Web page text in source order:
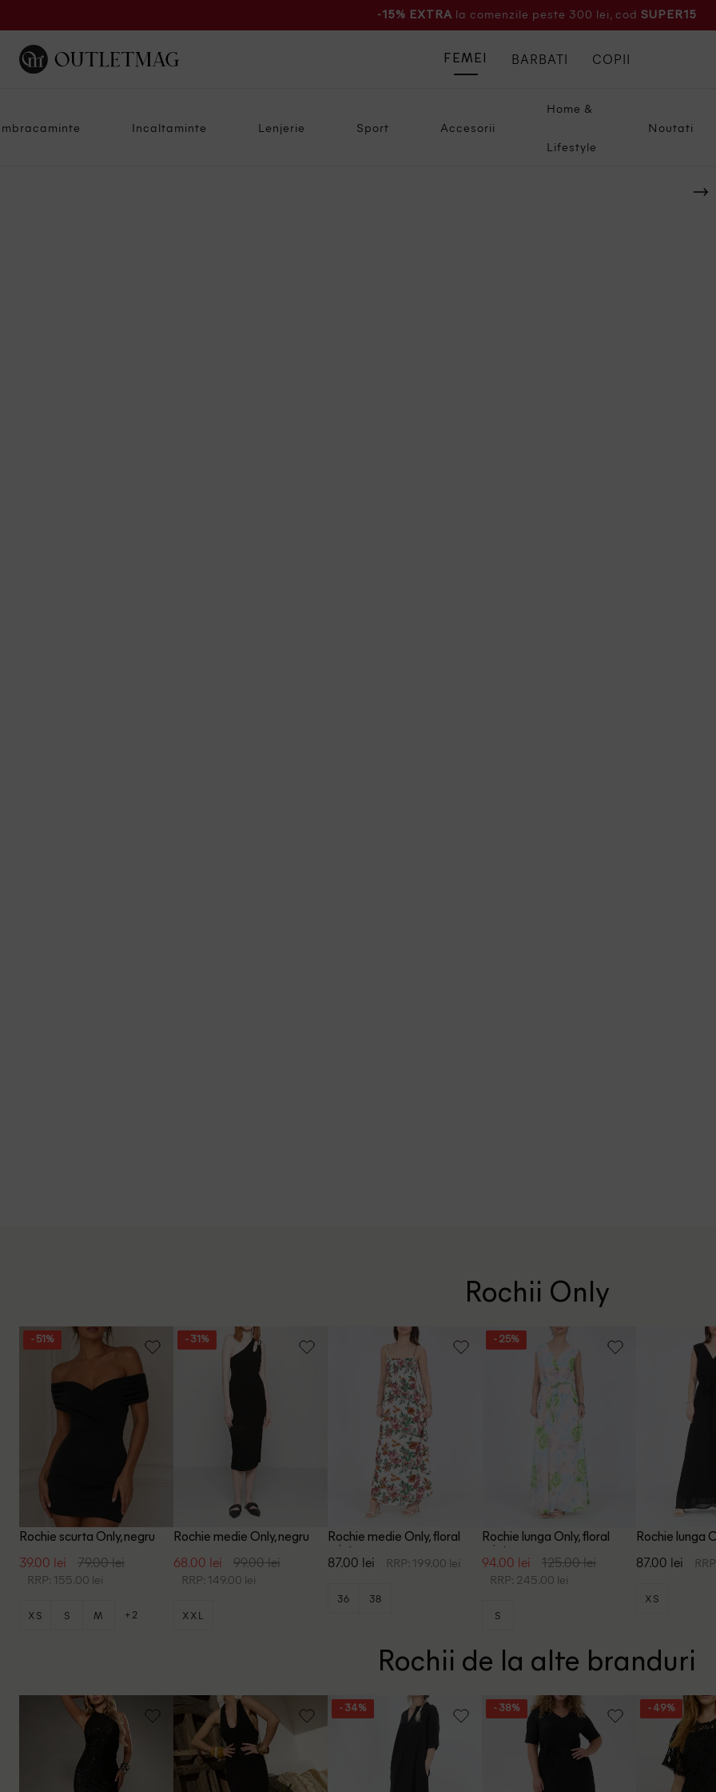
-15% EXTRA la comenzile peste 300 lei, cod SUPER15
Incaltaminte Lenjerie Sport Accesorii
Home &
Lifestyle
Noutati
FEMEI BARBATI COPII
Rochii Only
- 51%
Rochie scurta Only, negru
39.00 lei 79.00 lei
RRP: 155.00 lei
XS S M +2
- 31%
Rochie medie Only, negru
68.00 lei 99.00 lei
RRP: 149.00 lei
XXL
Rochie medie Only, floral
print
87.00 lei RRP: 199.00 lei
36 38
- 25%
Rochie lunga Only, floral
print
94.00 lei 125.00 lei
RRP: 245.00 lei
S
Rochie lunga
87.00 lei
XS
Rochii de la alte branduri
- 34% - 38% - 49%